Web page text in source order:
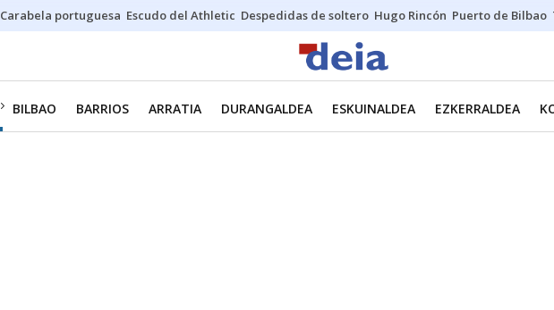
Carabela portuguesa Escudo del Athletic Despedidas de soltero Hugo Rincón Puerto de Bilbao
BILBAO BARRIOS ARRATIA DURANGALDEA ESKUINALDEA EZKERRALDEA